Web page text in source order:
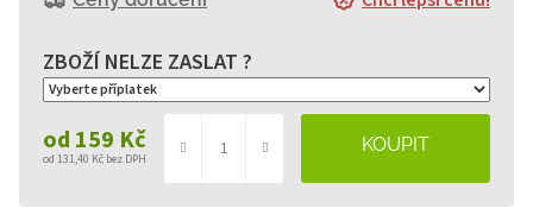
od 159 Kč
od 131,40 Kč bez DPH
cena: